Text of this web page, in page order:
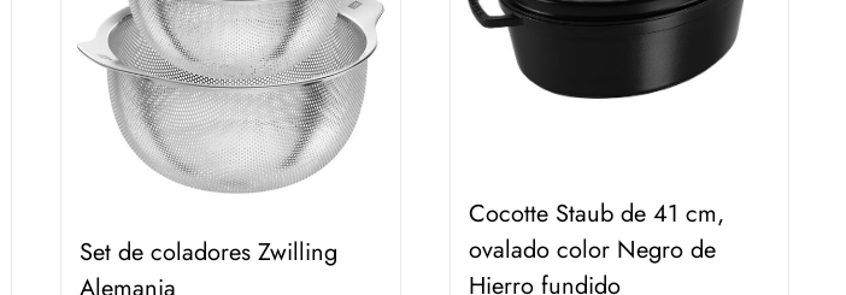
Set de coladores Zwilling
Cocotte Staub de 41 cm,
ovalado color Negro de
Hierro fundido